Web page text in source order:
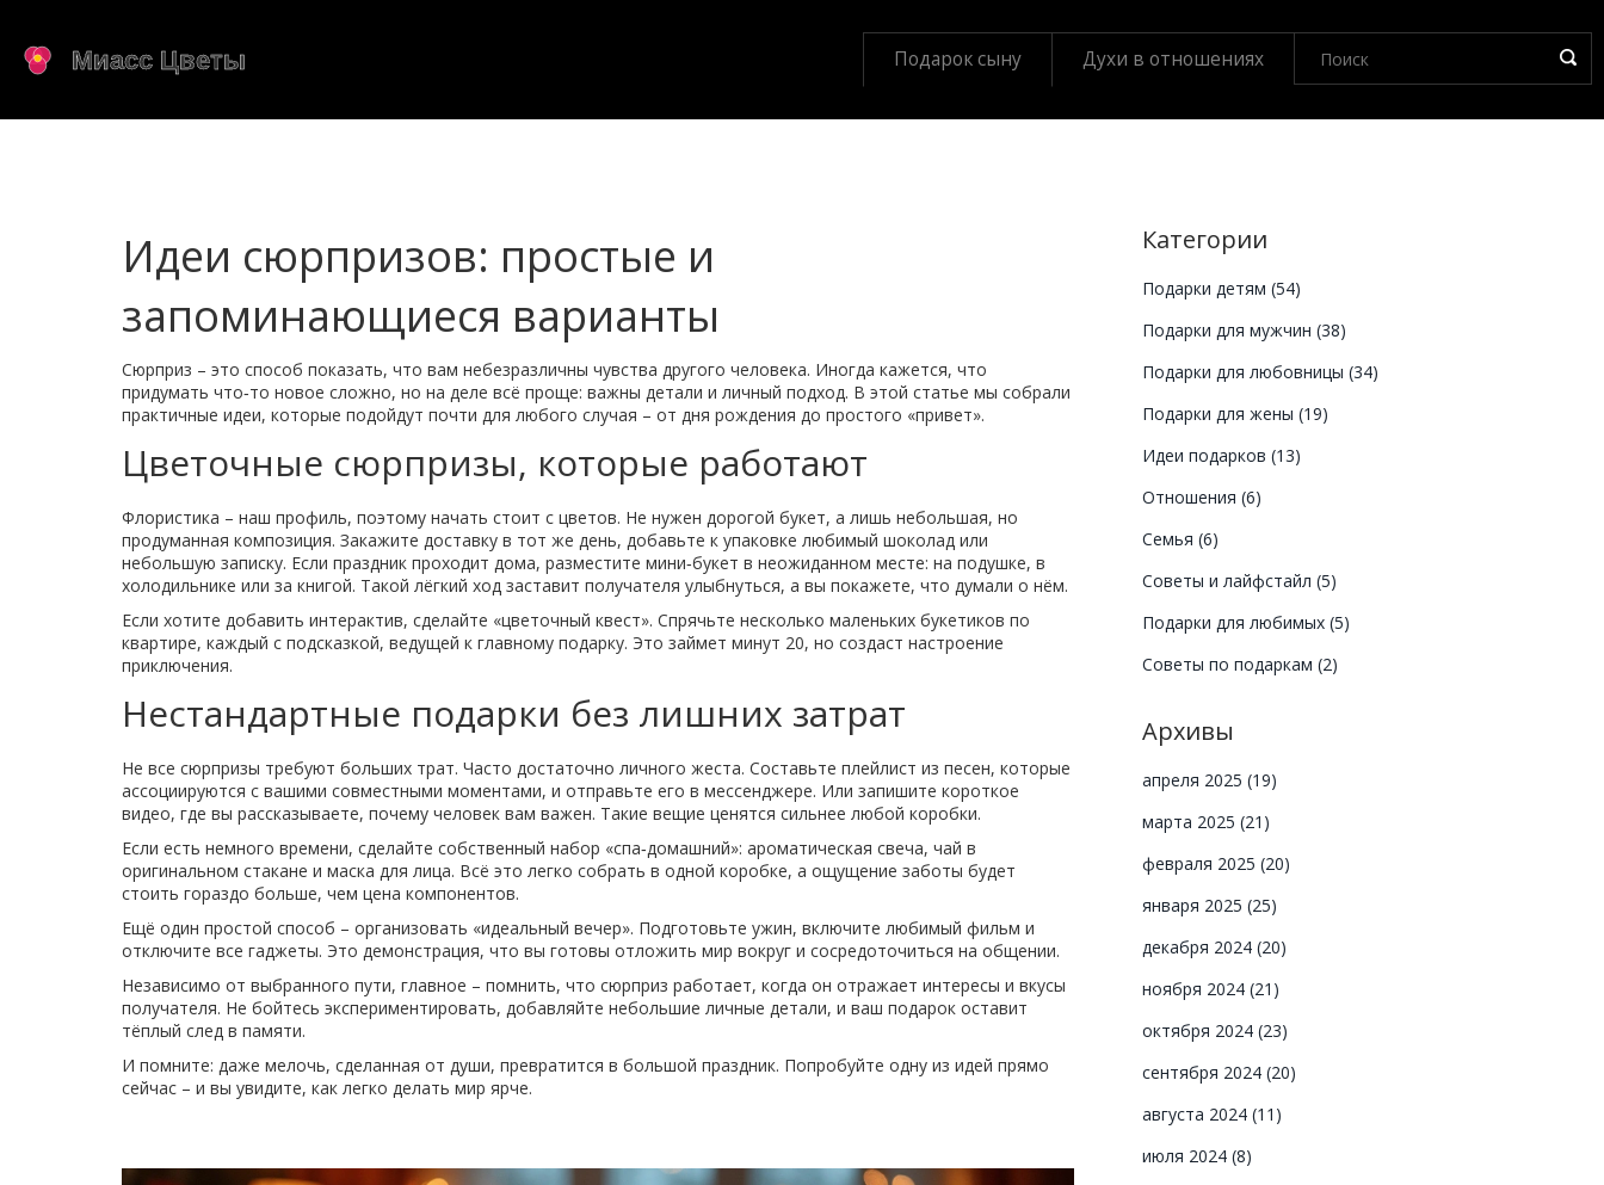
Подарок сыну Духи в отношениях
Идеи сюрпризов: простые и
запоминающиеся варианты
Сюрприз – это способ показать, что вам небезразличны чувства другого человека. Иногда кажется, что
придумать что‑то новое сложно, но на деле всё проще: важны детали и личный подход. В этой статье мы собрали
практичные идеи, которые подойдут почти для любого случая – от дня рождения до простого «привет».
Цветочные сюрпризы, которые работают
Флористика – наш профиль, поэтому начать стоит с цветов. Не нужен дорогой букет, а лишь небольшая, но
продуманная композиция. Закажите доставку в тот же день, добавьте к упаковке любимый шоколад или
небольшую записку. Если праздник проходит дома, разместите мини‑букет в неожиданном месте: на подушке, в
холодильнике или за книгой. Такой лёгкий ход заставит получателя улыбнуться, а вы покажете, что думали о нём.
Если хотите добавить интерактив, сделайте «цветочный квест». Спрячьте несколько маленьких букетиков по
квартире, каждый с подсказкой, ведущей к главному подарку. Это займет минут 20, но создаст настроение
приключения.
Нестандартные подарки без лишних затрат
Не все сюрпризы требуют больших трат. Часто достаточно личного жеста. Составьте плейлист из песен, которые
ассоциируются с вашими совместными моментами, и отправьте его в мессенджере. Или запишите короткое
видео, где вы рассказываете, почему человек вам важен. Такие вещие ценятся сильнее любой коробки.
Если есть немного времени, сделайте собственный набор «спа‑домашний»: ароматическая свеча, чай в
оригинальном стакане и маска для лица. Всё это легко собрать в одной коробке, а ощущение заботы будет
стоить гораздо больше, чем цена компонентов.
Ещё один простой способ – организовать «идеальный вечер». Подготовьте ужин, включите любимый фильм и
отключите все гаджеты. Это демонстрация, что вы готовы отложить мир вокруг и сосредоточиться на общении.
Независимо от выбранного пути, главное – помнить, что сюрприз работает, когда он отражает интересы и вкусы
получателя. Не бойтесь экспериментировать, добавляйте небольшие личные детали, и ваш подарок оставит
тёплый след в памяти.
И помните: даже мелочь, сделанная от души, превратится в большой праздник. Попробуйте одну из идей прямо
сейчас – и вы увидите, как легко делать мир ярче.
Категории
Подарки детям (54)
Подарки для мужчин (38)
Подарки для любовницы (34)
Подарки для жены (19)
Идеи подарков (13)
Отношения (6)
Семья (6)
Советы и лайфстайл (5)
Подарки для любимых (5)
Советы по подаркам (2)
Архивы
апреля 2025 (19)
марта 2025 (21)
февраля 2025 (20)
января 2025 (25)
декабря 2024 (20)
ноября 2024 (21)
октября 2024 (23)
сентября 2024 (20)
августа 2024 (11)
июля 2024 (8)